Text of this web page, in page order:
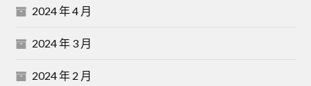
2024 年 4 月
2024 年 3 月
2024 年 2 月